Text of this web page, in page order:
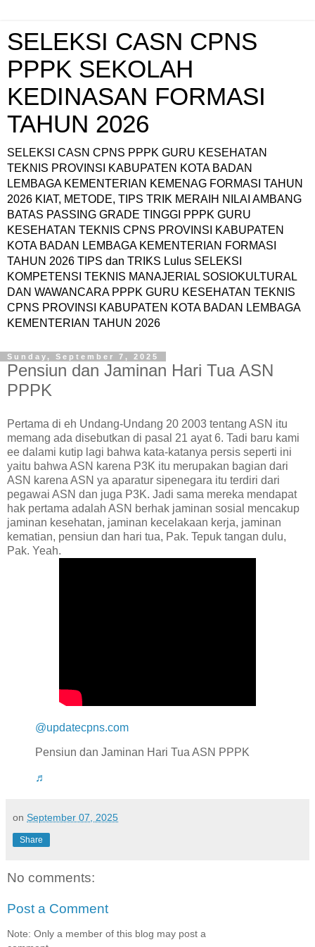
SELEKSI CASN CPNS
PPPK SEKOLAH
KEDINASAN FORMASI
TAHUN 2026
SELEKSI CASN CPNS PPPK GURU KESEHATAN
TEKNIS PROVINSI KABUPATEN KOTA BADAN
LEMBAGA KEMENTERIAN KEMENAG FORMASI TAHUN
2026 KIAT, METODE, TIPS TRIK MERAIH NILAI AMBANG
BATAS PASSING GRADE TINGGI PPPK GURU
KESEHATAN TEKNIS CPNS PROVINSI KABUPATEN
KOTA BADAN LEMBAGA KEMENTERIAN FORMASI
TAHUN 2026 TIPS dan TRIKS Lulus SELEKSI
KOMPETENSI TEKNIS MANAJERIAL SOSIOKULTURAL
DAN WAWANCARA PPPK GURU KESEHATAN TEKNIS
CPNS PROVINSI KABUPATEN KOTA BADAN LEMBAGA
KEMENTERIAN TAHUN 2026
Sunday, September 7, 2025
Pensiun dan Jaminan Hari Tua ASN
PPPK
Pertama di eh Undang-Undang 20 2003 tentang ASN itu
memang ada disebutkan di pasal 21 ayat 6. Tadi baru kami
ee dalami kutip lagi bahwa kata-katanya persis seperti ini
yaitu bahwa ASN karena P3K itu merupakan bagian dari
ASN karena ASN ya aparatur sipenegara itu terdiri dari
pegawai ASN dan juga P3K. Jadi sama mereka mendapat
hak pertama adalah ASN berhak jaminan sosial mencakup
jaminan kesehatan, jaminan kecelakaan kerja, jaminan
kematian, pensiun dan hari tua, Pak. Tepuk tangan dulu,
Pak. Yeah.
@updatecpns.com
Pensiun dan Jaminan Hari Tua ASN PPPK
♬
on September 07, 2025
Share
No comments:
Post a Comment
Note: Only a member of this blog may post a